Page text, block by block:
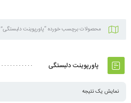
محصولات برچسب خورده “پاورپوینت دلبستگی”
پاورپوینت دلبستگی
نمایش یک نتیجه